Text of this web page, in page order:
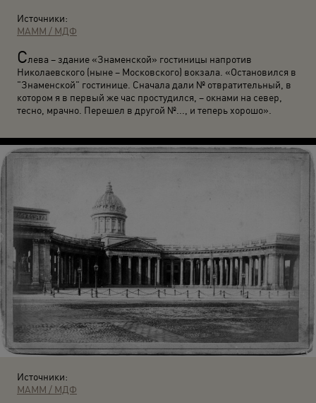
Источники:
МАММ / МДФ
Слева – здание «Знаменской» гостиницы напротив
Николаевского (ныне – Московского) вокзала. «Остановился в
"Знаменской" гостинице. Сначала дали № отвратительный, в
котором я в первый же час простудился, – окнами на север,
тесно, мрачно. Перешел в другой №..., и теперь хорошо».
Источники:
МАММ / МДФ